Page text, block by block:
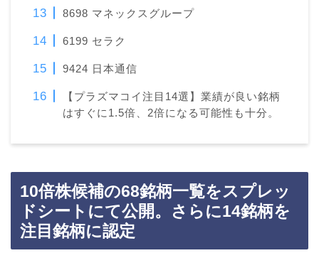
8698 マネックスグループ
6199 セラク
9424 日本通信
【プラズマコイ注目14選】業績が良い銘柄
はすぐに1.5倍、2倍になる可能性も十分。
10倍株候補の68銘柄一覧をスプレッ
ドシートにて公開。さらに14銘柄を
注目銘柄に認定